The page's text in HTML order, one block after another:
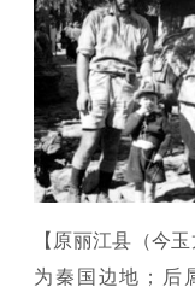
【原丽江县（今
为秦国边地；后